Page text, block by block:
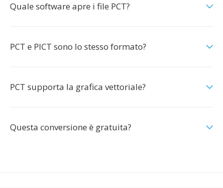
Quale software apre i file PCT?
PCT e PICT sono lo stesso formato?
PCT supporta la grafica vettoriale?
Questa conversione è gratuita?